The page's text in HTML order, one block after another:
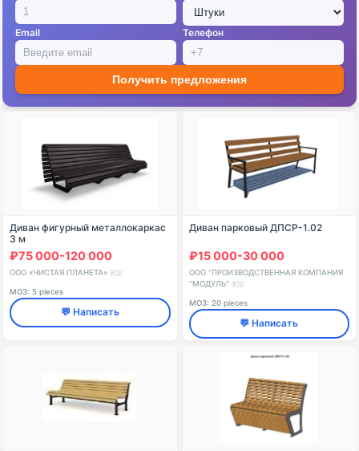
Email Телефон
Получить предложения
Диван фигурный металлокаркас
3 м
₽75 000-120 000
ООО «ЧИСТАЯ ПЛАНЕТА» 🇷🇺
МОЗ: 5 pieces
💬 Написать
Диван парковый ДПСР-1.02
₽15 000-30 000
ООО "ПРОИЗВОДСТВЕННАЯ КОМПАНИЯ
"МОДУЛЬ"
🇷🇺
МОЗ: 20 pieces
💬 Написать